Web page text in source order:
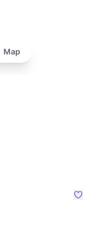
Map